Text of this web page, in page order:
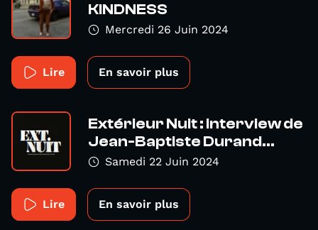
KINDNESS
Mercredi 26 Juin 2024
Lire En savoir plus
Extérieur Nuit : interview de
Jean-Baptiste Durand...
Samedi 22 Juin 2024
Lire En savoir plus